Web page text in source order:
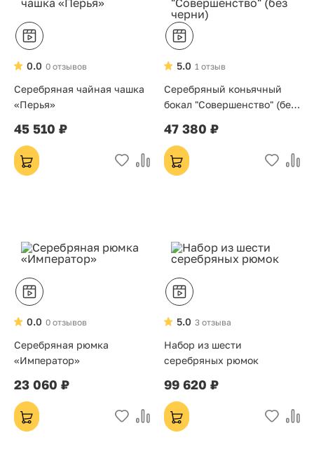
0 отзывов
0.0
Серебряная чайная чашка
«Перья»
45 510 ₽
1 отзыв
5.0
Серебряный коньячный
бокал "Совершенство" (без
47 380 ₽
0 отзывов
0.0
Серебряная рюмка
«Император»
23 060 ₽
3 отзыва
5.0
Набор из шести
серебряных рюмок
99 620 ₽